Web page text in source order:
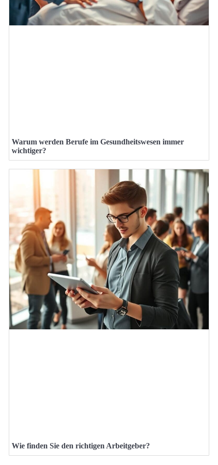
Warum werden Berufe im Gesundheitswesen immer
wichtiger?
Wie finden Sie den richtigen Arbeitgeber?